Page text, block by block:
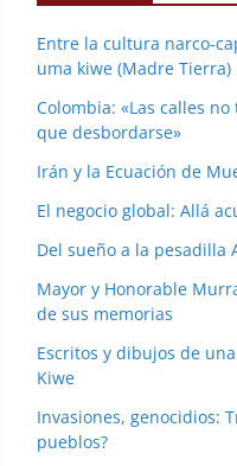
Entre la cultura narco-
uma kiwe (Madre Tierra)
Colombia: «Las calles
que desbordarse»
Irán y la Ecuación de
El negocio global: Allá
Del sueño a la pesadilla
Mayor y Honorable
de sus memorias
Escritos y dibujos de
Kiwe
Invasiones, genocidios:
pueblos?